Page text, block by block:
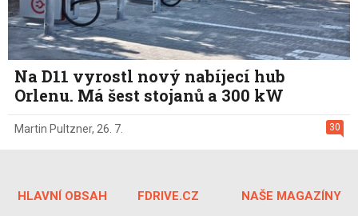
Na D11 vyrostl nový nabíjecí hub
Orlenu. Má šest stojanů a 300 kW
30
Martin Pultzner, 26. 7.
HLAVNÍ OBSAH FDRIVE.CZ NAŠE MAGAZÍNY